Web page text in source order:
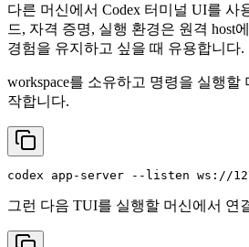
다른 머신에서 Codex 터미널 UI를 사
드, 자격 증명, 실행 환경은 원격 host
경험을 유지하고 싶을 때 유용합니다.
workspace를 소유하고 명령을 실행할
작합니다.
그런 다음 TUI를 실행할 머신에서 연